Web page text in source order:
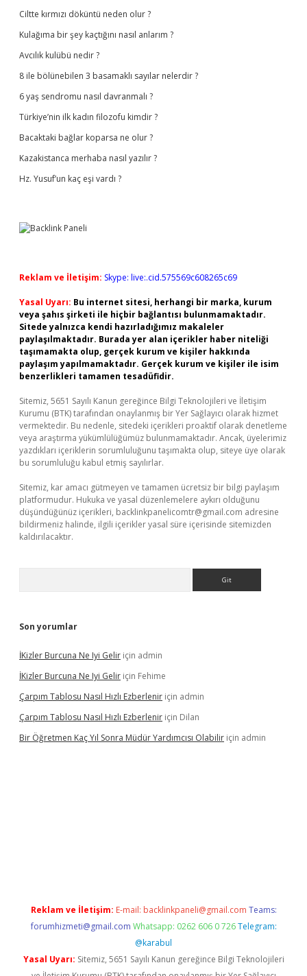
Ciltte kırmızı döküntü neden olur ?
Kulağıma bir şey kaçtığını nasıl anlarım ?
Avcılık kulübü nedir ?
8 ile bölünebilen 3 basamaklı sayılar nelerdir ?
6 yaş sendromu nasıl davranmalı ?
Türkiye’nin ilk kadın filozofu kimdir ?
Bacaktaki bağlar koparsa ne olur ?
Kazakistanca merhaba nasıl yazılır ?
Hz. Yusuf’un kaç eşi vardı ?
Reklam ve İletişim: Skype: live:.cid.575569c608265c69
Yasal Uyarı: Bu internet sitesi, herhangi bir marka, kurum
veya şahıs şirketi ile hiçbir bağlantısı bulunmamaktadır.
Sitede yalnızca kendi hazırladığımız makaleler
paylaşılmaktadır. Burada yer alan içerikler haber niteliği
taşımamakta olup, gerçek kurum ve kişiler hakkında
paylaşım yapılmamaktadır. Gerçek kurum ve kişiler ile isim
benzerlikleri tamamen tesadüfidir.
Sitemiz, 5651 Sayılı Kanun gereğince Bilgi Teknolojileri ve İletişim
Kurumu (BTK) tarafından onaylanmış bir Yer Sağlayıcı olarak hizmet
vermektedir. Bu nedenle, sitedeki içerikleri proaktif olarak denetleme
veya araştırma yükümlülüğümüz bulunmamaktadır. Ancak, üyelerimiz
yazdıkları içeriklerin sorumluluğunu taşımakta olup, siteye üye olarak
bu sorumluluğu kabul etmiş sayılırlar.
Sitemiz, kar amacı gütmeyen ve tamamen ücretsiz bir bilgi paylaşım
platformudur. Hukuka ve yasal düzenlemelere aykırı olduğunu
düşündüğünüz içerikleri, backlinkpanelicomtr@gmail.com adresine
bildirmeniz halinde, ilgili içerikler yasal süre içerisinde sitemizden
kaldırılacaktır.
Son yorumlar
İKizler Burcuna Ne Iyi Gelir için admin
İKizler Burcuna Ne Iyi Gelir için Fehime
Çarpım Tablosu Nasıl Hızlı Ezberlenir için admin
Çarpım Tablosu Nasıl Hızlı Ezberlenir için Dilan
Bir Öğretmen Kaç Yıl Sonra Müdür Yardımcısı Olabilir için admin
Reklam ve İletişim: E-mail: backlinkpaneli@gmail.com Teams:
forumhizmeti@gmail.com Whatsapp: 0262 606 0 726 Telegram:
@karabul
Yasal Uyarı: Sitemiz, 5651 Sayılı Kanun gereğince Bilgi Teknolojileri